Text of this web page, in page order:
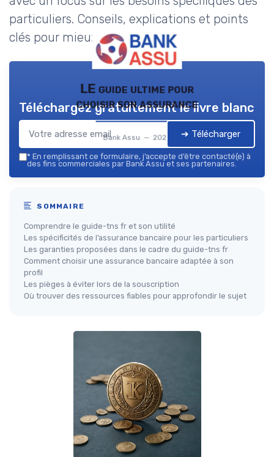
particuliers. Conseils, explications et points
clés pour mieux s’y retrouver.
LE guide ultime pour
choisir son assurance
Bank Assu — 2026
Téléchargez gratuitement le livre blanc
➔ Télécharger
* En remplissant ce formulaire, j’accepte d’être contacté(e) à
des fins commerciales par Bank Assu et ses partenaires.
SOMMAIRE
Comprendre le guide-tns fr et son utilité
Les spécificités de l’assurance bancaire pour les particuliers
Les garanties proposées dans le cadre du guide-tns fr
Comment choisir une assurance bancaire adaptée à son
profil
Les pièges à éviter lors de la souscription
Où trouver des ressources fiables pour approfondir le sujet